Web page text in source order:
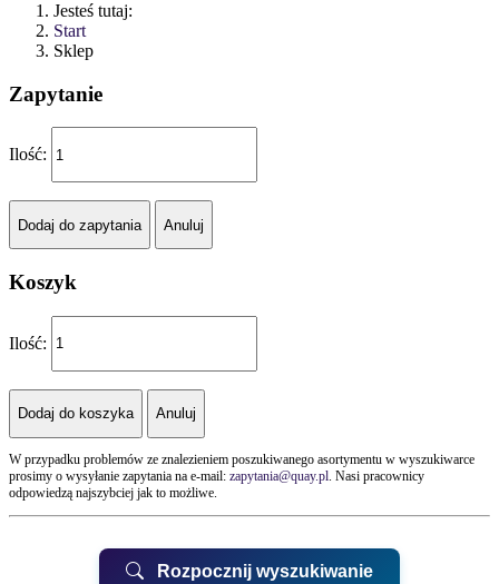
Jesteś tutaj:
Start
Sklep
Zapytanie
Ilość:
Koszyk
Ilość:
W przypadku problemów ze znalezieniem poszukiwanego asortymentu w wyszukiwarce
prosimy o wysyłanie zapytania na e-mail: zapytania@quay.pl. Nasi pracownicy
odpowiedzą najszybciej jak to możliwe.
Rozpocznij wyszukiwanie